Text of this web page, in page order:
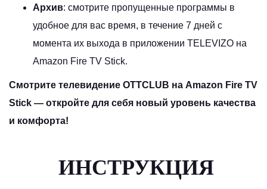
Архив: смотрите пропущенные программы в
удобное для вас время, в течение 7 дней с
момента их выхода в приложении TELEVIZO на
Amazon Fire TV Stick.
Смотрите телевидение OTTCLUB на Amazon Fire TV
Stick — откройте для себя новый уровень качества
и комфорта!
ИНСТРУКЦИЯ